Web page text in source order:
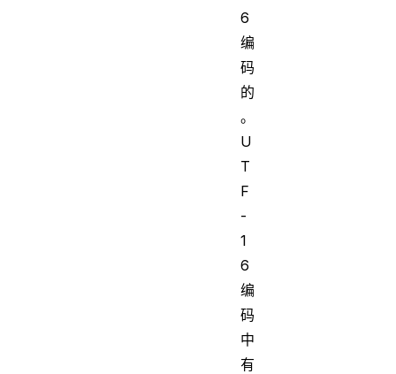
6
编
码
的
。
U
T
F
-
1
6
编
码
中
有